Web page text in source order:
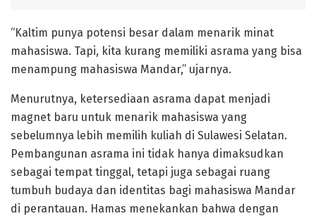
“Kaltim punya potensi besar dalam menarik minat
mahasiswa. Tapi, kita kurang memiliki asrama yang bisa
menampung mahasiswa Mandar,” ujarnya.
Menurutnya, ketersediaan asrama dapat menjadi
magnet baru untuk menarik mahasiswa yang
sebelumnya lebih memilih kuliah di Sulawesi Selatan.
Pembangunan asrama ini tidak hanya dimaksudkan
sebagai tempat tinggal, tetapi juga sebagai ruang
tumbuh budaya dan identitas bagi mahasiswa Mandar
di perantauan. Hamas menekankan bahwa dengan